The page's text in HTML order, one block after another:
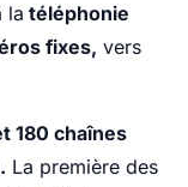
la téléphonie
fixes, vers
180 chaînes
La première des